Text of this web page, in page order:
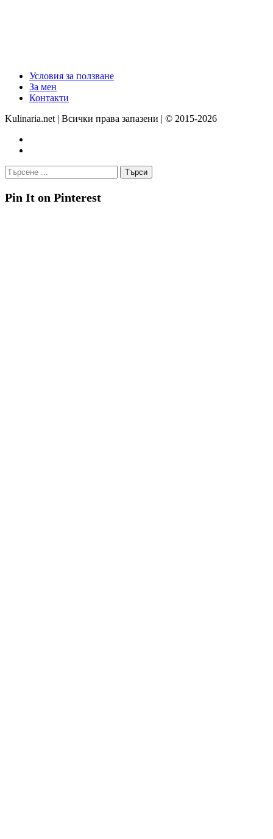
Условия за ползване
За мен
Контакти
Kulinaria.net | Всички права запазени | © 2015-2026
Pin It on Pinterest